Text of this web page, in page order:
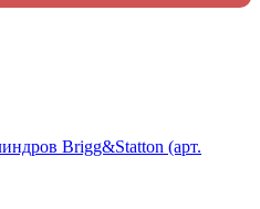
Brigg&Statton (арт.